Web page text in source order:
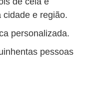
cidade e região.
personalizada.
pessoas